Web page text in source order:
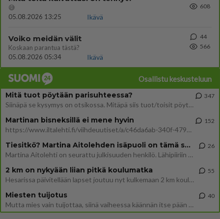
😅
05.08.2026 13:25
Ikävä
608
Voiko meidän välit
Koskaan parantua tästä?
05.08.2026 05:34
Ikävä
44
566
Osallistu keskusteluun
Mitä tuot pöytään parisuhteessa?
Siinäpä se kysymys on otsikossa. Mitäpä siis tuot/toisit pöytään parisuhteessa? Oletko mies vai nainen? Koetko sen mitä
347
Martinan bisneksillä ei mene hyvin
https://www.iltalehti.fi/viihdeuutiset/a/c46da6ab-340f-4790-aaa7-0865eed2336 Yrityksen konkurssihakemus on tullut kärä
152
Tiesitkö? Martina Aitolehden isäpuoli on tämä suosittu laulaja
Martina Aitolehti on seurattu julkisuuden henkilö. Lähipiiriin mahtuu muitakin tunnettuja henkilöitä. Tiesitkö, että Ma
26
2 km on nykyään liian pitkä koulumatka
Hesarissa päivitellään lapset joutuu nyt kulkemaan 2 km kouluun jösses. Ruostefillarilla tuo matka menee vaikka miten äk
55
Miesten tuijotus
Mutta mies vain tuijottaa, siinä vaiheessa käännän itse pään pois. Mikä juttu? Yleensä jos joku tuijottaa tai katsoo, hä
40